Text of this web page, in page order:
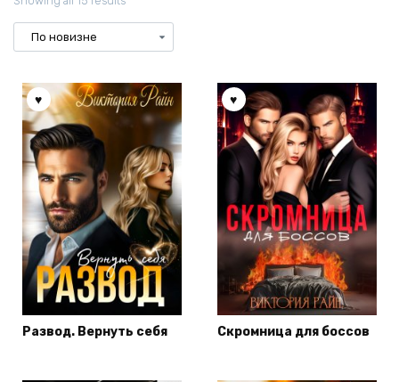
Развод. Вернуть себя Скромница для боссов